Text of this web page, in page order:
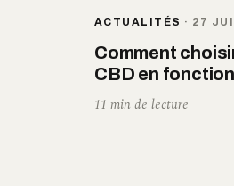
ACTUALITÉS · 27
Comment
CBD en
11 min de lecture